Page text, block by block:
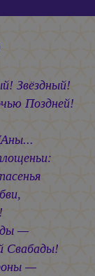
Звёздный!
Поздней!
—
Свабады!
—